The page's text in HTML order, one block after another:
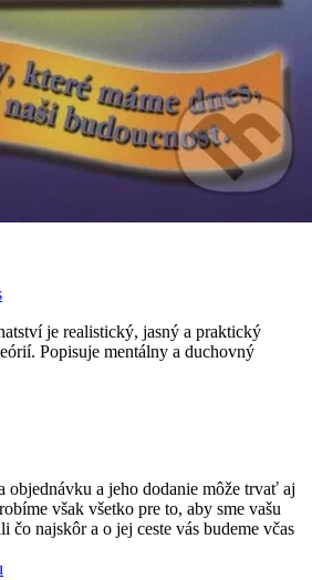
je realistický, jasný a praktický
Popisuje mentálny a duchovný
objednávku a jeho dodanie môže trvať aj
však všetko pre to, aby sme vašu
čo najskôr a o jej ceste vás budeme včas